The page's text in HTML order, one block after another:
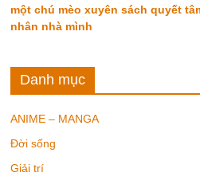
một chú mèo xuyên sách quyết
nhân nhà mình
Danh mục
ANIME – MANGA
Đời sống
Giải trí